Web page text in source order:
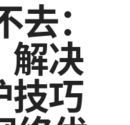
：
解决
技巧